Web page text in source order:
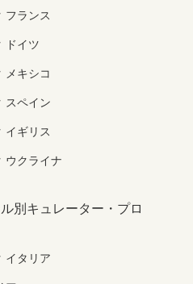
フランス
ドイツ
メキシコ
スペイン
イギリス
ウクライナ
別キュレーター・プロ
イタリア